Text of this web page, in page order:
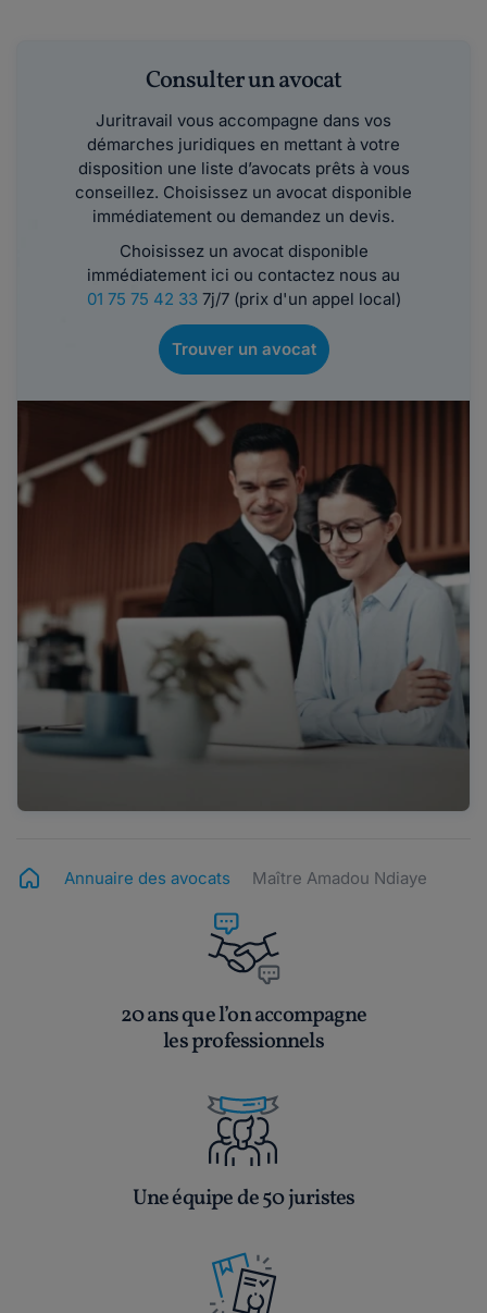
Consulter un avocat
Juritravail vous accompagne dans vos
démarches juridiques en mettant à votre
disposition une liste d’avocats prêts à vous
conseillez. Choisissez un avocat disponible
immédiatement ou demandez un devis.
Choisissez un avocat disponible
immédiatement ici ou contactez nous au
01 75 75 42 337j/7 (prix d'un appel local)
Trouver un avocat
Annuaire des avocats Maître Amadou Ndiaye
20 ans que l’on accompagne
les professionnels
Une équipe de 50 juristes